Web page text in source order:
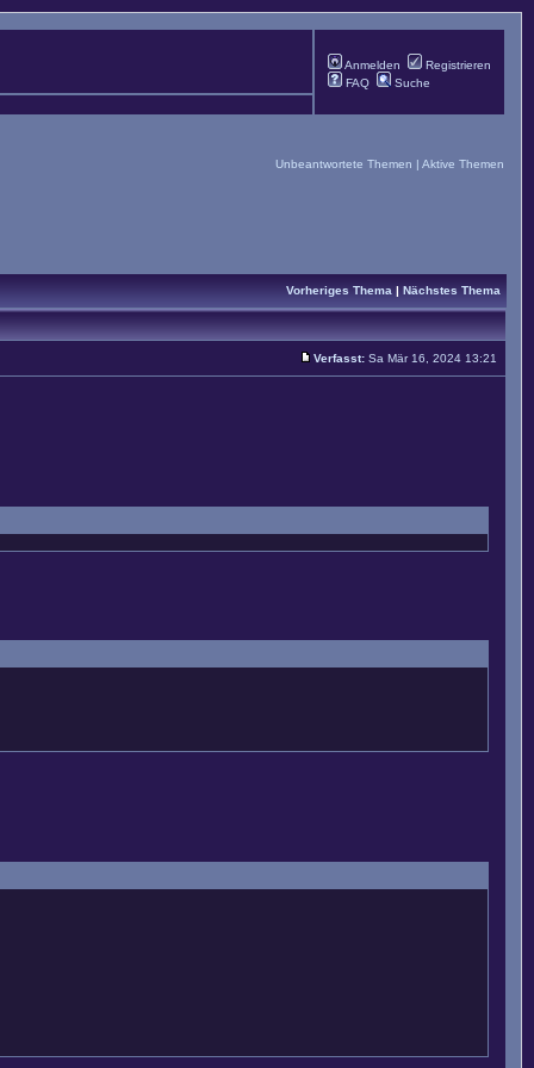
Anmelden
Registrieren
FAQ
Suche
Unbeantwortete Themen | Aktive Themen
Vorheriges Thema | Nächstes Thema
Verfasst: Sa Mär 16, 2024 13:21